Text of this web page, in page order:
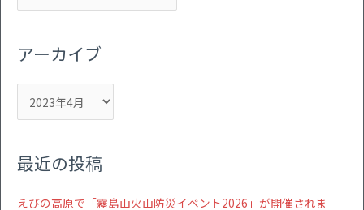
アーカイブ
最近の投稿
えびの高原で「霧島山火山防災イベント2026」が開催されま